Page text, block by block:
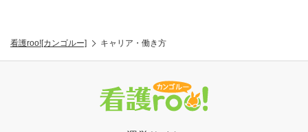
看護roo![カンゴルー] キャリア・働き方